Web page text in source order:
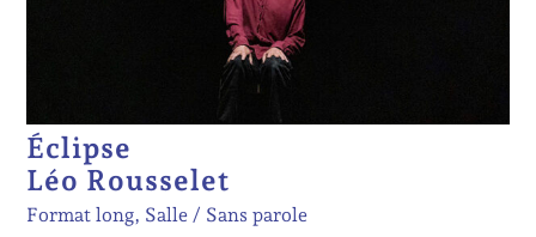
Éclipse
Léo Rousselet
Format long, Salle Sans parole